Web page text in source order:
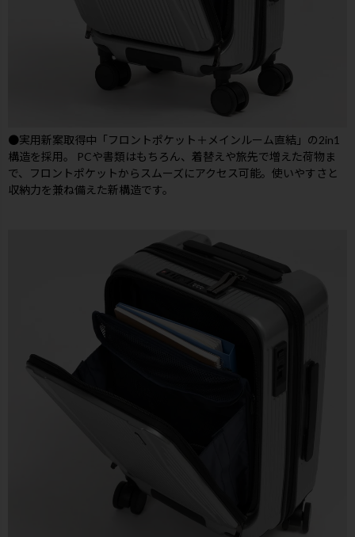
●実用新案取得中「フロントポケット＋メインルーム直結」の2in1
構造を採用。 PCや書類はもちろん、着替えや旅先で増えた荷物ま
で、フロントポケットからスムーズにアクセス可能。使いやすさと
収納力を兼ね備えた新構造です。